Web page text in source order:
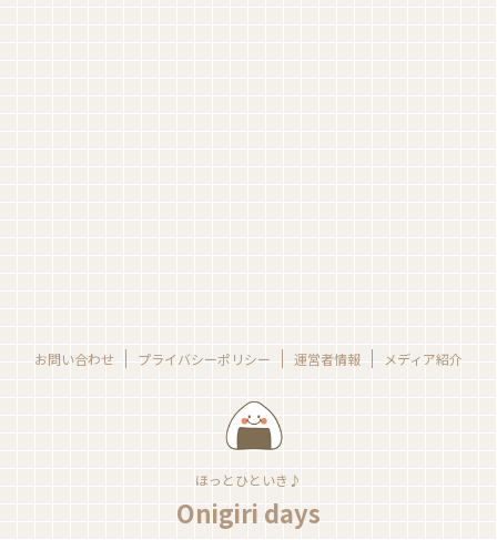
お問い合わせ プライバシーポリシー 運営者情報 メディア紹介
ほっとひといき♪
Onigiri days